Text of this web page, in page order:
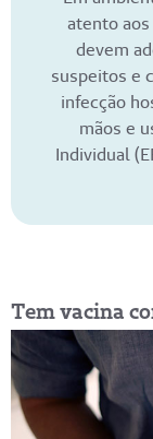
atento
devem
suspeitos e
infecção
mãos e
Individual
Tem vacina